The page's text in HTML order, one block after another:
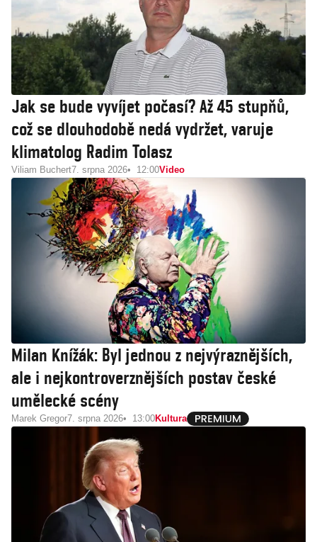
Jak se bude vyvíjet počasí? Až 45 stupňů,
což se dlouhodobě nedá vydržet, varuje
klimatolog Radim Tolasz
Viliam Buchert7. srpna 2026 12:00Video
Milan Knížák: Byl jednou z nejvýraznějších,
ale i nejkontroverznějších postav české
umělecké scény
Marek Gregor7. srpna 2026 13:00Kultura